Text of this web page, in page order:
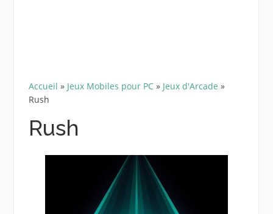
Accueil » Jeux Mobiles pour PC» Jeux d'Arcade »
Rush
Rush